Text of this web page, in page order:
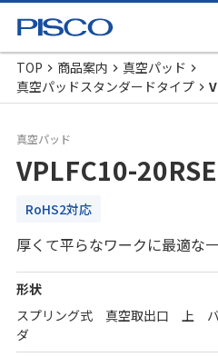
TOP 商品案内
真空パッド
真空パッドスタンダードタイプ
真空パッド
VPLFC10-
RoHS2対応
厚くて平らなワークに最適な
形状
スプリング式 真空取出口 上
ダ